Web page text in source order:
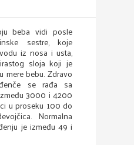
beba vidi posle
sestre, koje
iz nosa i usta,
sloja koji je
mere bebu. Zdravo
se rađa sa
3000 i 4200
u proseku 100 do
Normalna
je između 49 i